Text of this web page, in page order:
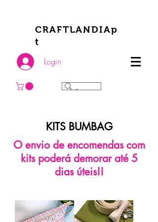
CRAFTLANDIAp
t
Login
KITS BUMBAG
O envio de encomendas com
kits poderá demorar até 5
dias úteis!!